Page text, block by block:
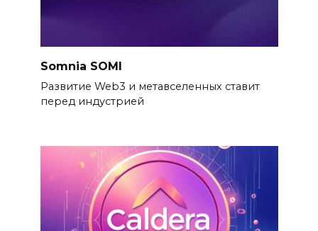
Somnia SOMI
Развитие Web3 и метавселенных ставит
перед индустрией